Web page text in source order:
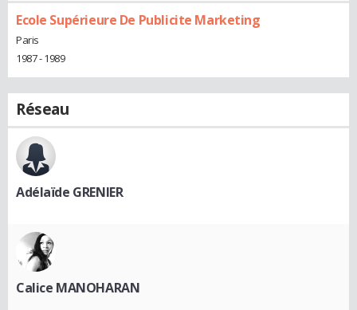
Ecole Supérieure De Publicite Marketing
Paris
1987 - 1989
Réseau
Adélaïde GRENIER
Calice MANOHARAN